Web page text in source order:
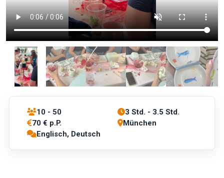
10 - 50
3 Std. - 3.5 Std.
70 € p.P.
München
Englisch, Deutsch